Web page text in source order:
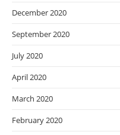
December 2020
September 2020
July 2020
April 2020
March 2020
February 2020